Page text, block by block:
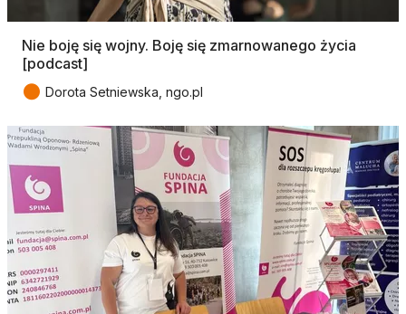
Nie boję się wojny. Boję się zmarnowanego życia
[podcast]
● Dorota Setniewska, ngo.pl